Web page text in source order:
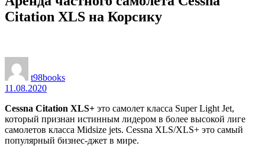
Citation XLS на Корсику
t98books
11.08.2020
Cessna Citation XLS+ это самолет класса Super Light Jet,
который признан истинным лидером в более высокой лиге
самолетов класса Midsize jets. Cessna XLS/XLS+ это самый
популярный бизнес-джет в мире.